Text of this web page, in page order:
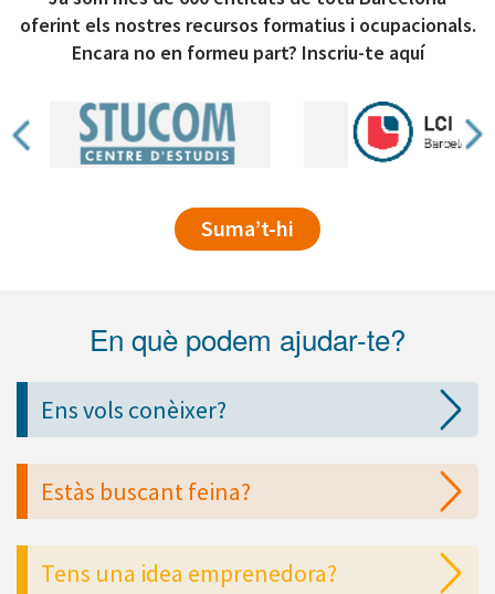
oferint els nostres recursos formatius i ocupacionals.
Encara no en formeu part? Inscriu-te aquí
Suma’t-hi
En què podem ajudar-te?
Ens vols conèixer?
Estàs buscant feina?
Tens una idea emprenedora?